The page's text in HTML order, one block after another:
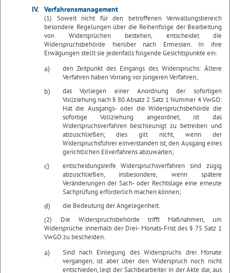
IV. Verfahrensmanagement
(1) Soweit nicht für den betroffenen Verwaltungsbereich
besondere Regelungen über die Reihenfolge der Bearbeitung
von Widersprüchen bestehen, entscheidet die
Widerspruchsbehörde hierüber nach Ermessen. In ihre
Erwägungen stellt sie jedenfalls folgende Gesichtspunkte ein:
a)
den Zeitpunkt des Eingangs des Widerspruchs: Ältere
Verfahren haben Vorrang vor jüngeren Verfahren;
b)
das Vorliegen einer Anordnung der sofortigen
Vollziehung nach § 80 Absatz 2 Satz 1 Nummer 4 VwGO:
Hat die Ausgangs- oder die Widerspruchsbehörde die
sofortige Vollziehung angeordnet, ist das
Widerspruchsverfahren beschleunigt zu betreiben und
abzuschließen; dies gilt nicht, wenn der
Widerspruchsführer einverstanden ist, den Ausgang eines
gerichtlichen Eilverfahrens abzuwarten;
c)
entscheidungsreife Widerspruchsverfahren sind zügig
abzuschließen, insbesondere, wenn spätere
Veränderungen der Sach- oder Rechtslage eine erneute
Sachprüfung erforderlich machen können;
d)
die Bedeutung der Angelegenheit.
(2) Die Widerspruchsbehörde trifft Maßnahmen, um
Widersprüche innerhalb der Drei- Monats-Frist des § 75 Satz 1
VwGO zu bescheiden.
a)
Sind nach Einlegung des Widerspruchs drei Monate
vergangen, ist aber über den Widerspruch noch nicht
entschieden, legt der Sachbearbeiter in der Akte dar, aus